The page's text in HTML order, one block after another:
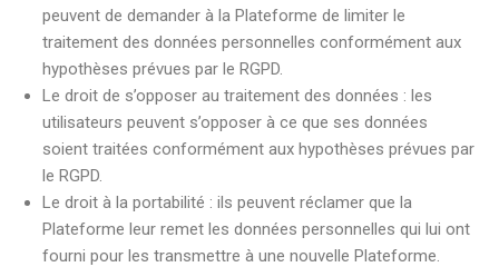
peuvent de demander à la Plateforme de limiter le
traitement des données personnelles conformément aux
hypothèses prévues par le RGPD.
Le droit de s’opposer au traitement des données : les
utilisateurs peuvent s’opposer à ce que ses données
soient traitées conformément aux hypothèses prévues par
le RGPD.
Le droit à la portabilité : ils peuvent réclamer que la
Plateforme leur remet les données personnelles qui lui ont
fourni pour les transmettre à une nouvelle Plateforme.